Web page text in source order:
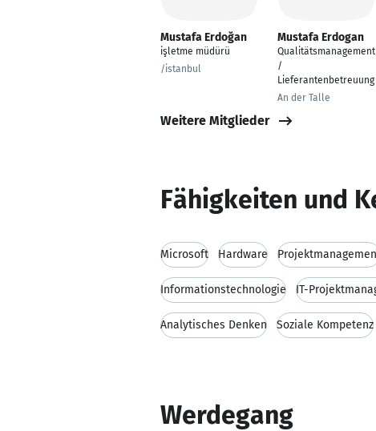
Mustafa Erdoğan
işletme müdürü
/istanbul
Mustafa Erdogan
Qualitätsmanagement
/
Lieferantenbetreuung
An der Talle
Weitere Mitglieder
Fähigkeiten und
Microsoft Hardware
Informationstechnologie IT-
Analytisches Denken Soziale Kompetenz
Werdegang